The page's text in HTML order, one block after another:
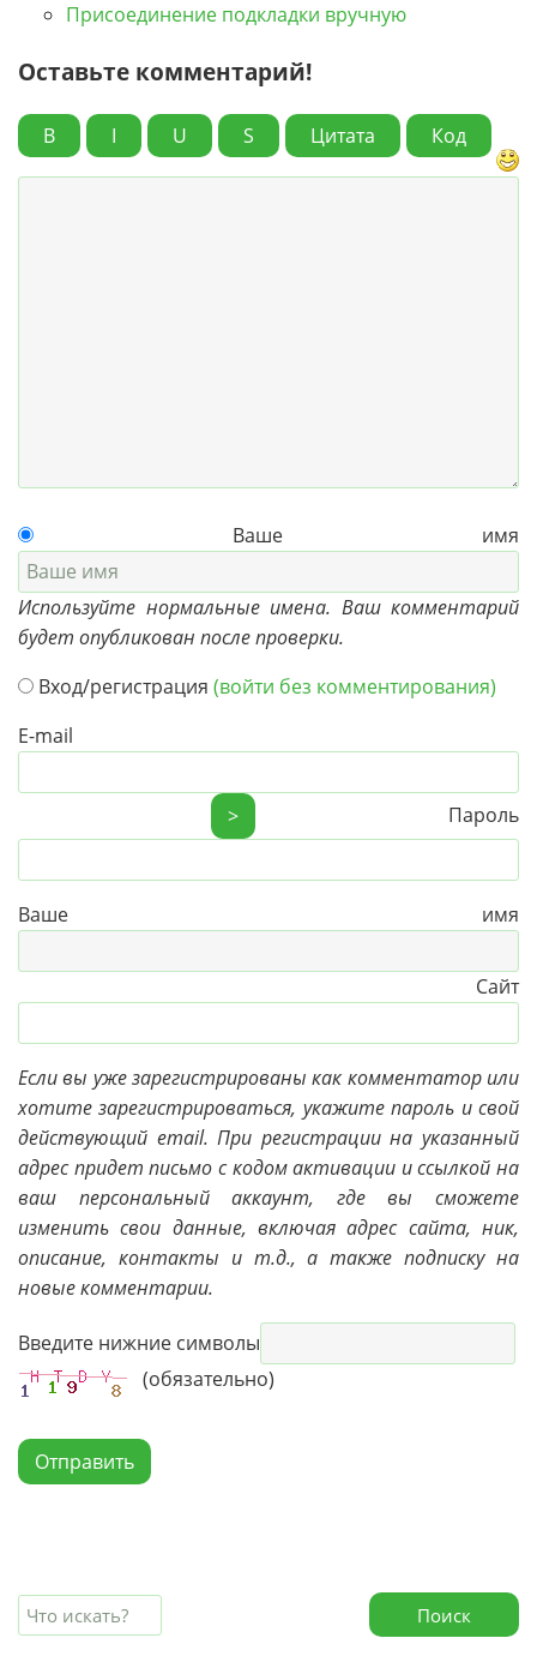
Присоединение подкладки вручную
Оставьте комментарий!
B I U S Цитата Код
Ваше имя
Используйте нормальные имена. Ваш комментарий
будет опубликован после проверки.
Вход/регистрация (войти без комментирования)
E-mail
> Пароль
Ваше имя
Сайт
Если вы уже зарегистрированы как комментатор или
хотите зарегистрироваться, укажите пароль и свой
действующий email. При регистрации на указанный
адрес придет письмо с кодом активации и ссылкой на
ваш персональный аккаунт, где вы сможете
изменить свои данные, включая адрес сайта, ник,
описание, контакты и т.д., а также подписку на
новые комментарии.
Введите нижние символы
(обязательно)
Отправить
Поиск